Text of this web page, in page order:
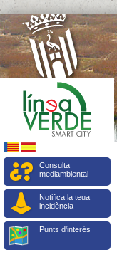
Consulta
mediambiental
Notifica la teua
incidència
Punts d'interés